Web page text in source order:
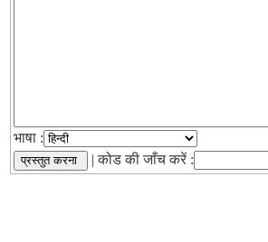
भाषा :
| कोड की जाँच करें :